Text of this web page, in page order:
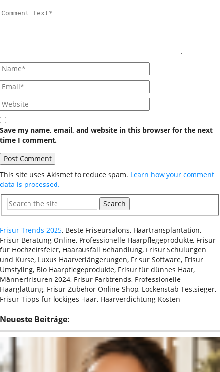
Save my name, email, and website in this browser for the next
time I comment.
This site uses Akismet to reduce spam. Learn how your comment
data is processed.
Search
Frisur Trends 2025, Beste Friseursalons, Haartransplantation,
Frisur Beratung Online, Professionelle Haarpflegeprodukte, Frisur
für Hochzeitsfeier, Haarausfall Behandlung, Frisur Schulungen
und Kurse, Luxus Haarverlängerungen, Frisur Software, Frisur
Umstyling, Bio Haarpflegeprodukte, Frisur für dünnes Haar,
Männerfrisuren 2024, Frisur Farbtrends, Professionelle
Haarglättung, Frisur Zubehör Online Shop, Lockenstab Testsieger,
Frisur Tipps für lockiges Haar, Haarverdichtung Kosten
Neueste Beiträge: